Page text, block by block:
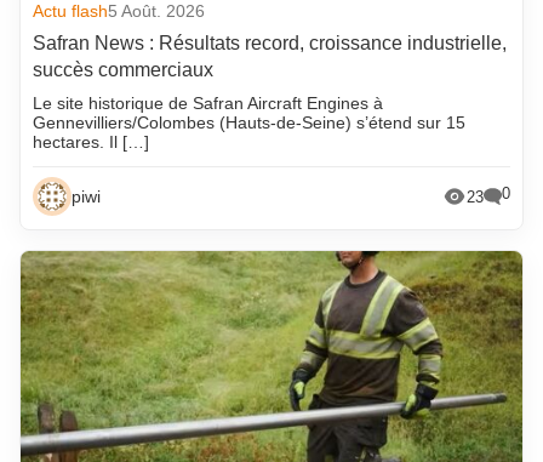
Actu flash5 Août. 2026
Safran News : Résultats record, croissance industrielle,
succès commerciaux
Le site historique de Safran Aircraft Engines à
Gennevilliers/Colombes (Hauts-de-Seine) s’étend sur 15
hectares. Il […]
piwi 23 0